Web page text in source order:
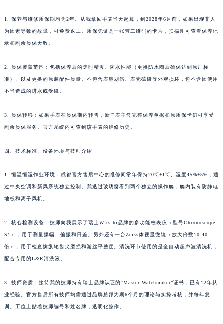
1. 保养与维修质保期均为2年。从我拿回手表当天起算，到2028年6月前，如果出现非人
为因素导致的故障，可免费返工。质保凭证是一张带二维码的卡片，扫描即可查看保养记
录和剩余质保天数。
2. 质保覆盖范围：包括保养后的走时精度、防水性能（更换防水圈后确保达到原厂标
准）、以及更换的原装配件质量。不包含表镜划伤、表壳磕碰等外观损坏，也不含因使用
不当造成的进水或受磁。
3. 质保转移：如果手表在质保期内转售，新任表主凭完整保养单据和原质保卡仍可享受
剩余质保服务。官方系统内可查到该手表的维修历史。
四、技术标准、设备环境与技师介绍
1. 恒温恒湿作业环境：成都官方售后中心的维修间常年保持20℃±1℃、湿度45%±5%，通
过中央空调和新风系统独立控制。我透过玻璃窗看到两个独立的操作舱，舱内装有防静电
地板和离子风机。
2. 核心检测设备：技师向我展示了瑞士Witschi品牌的多功能校表仪（型号Chronoscope
S1），用于测量摆幅、偏振和日差。另外还有一台Zeiss体视显微镜（放大倍数10-40
倍），用于检查擒纵轮齿尖磨损和游丝平整度。清洗环节使用的是全自动超声波清洗机，
配合专用的L&R清洗液。
3. 技师资质：接待我的技师持有瑞士品牌认证的“Master Watchmaker”证书，已有12年从
业经验。官方售后所有技师均需通过品牌总部为期6个月的理论与实操考核，并每年复
训。工位上贴着技师编号和姓名牌，透明化操作。